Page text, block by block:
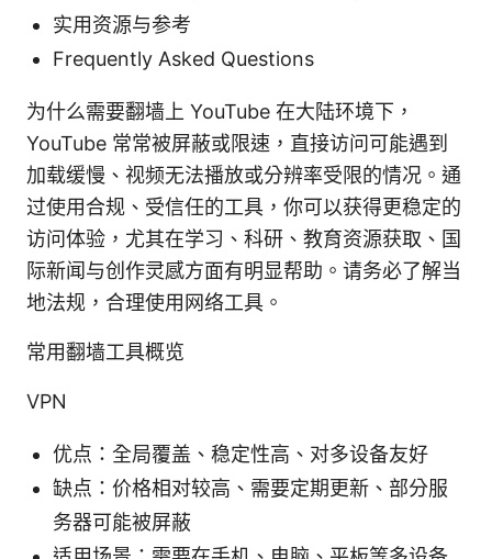
实用资源与参考
Frequently Asked Questions
为什么需要翻墙上 YouTube 在大陆环境下，
YouTube 常常被屏蔽或限速，直接访问可能遇到
加载缓慢、视频无法播放或分辨率受限的情况。通
过使用合规、受信任的工具，你可以获得更稳定的
访问体验，尤其在学习、科研、教育资源获取、国
际新闻与创作灵感方面有明显帮助。请务必了解当
地法规，合理使用网络工具。
常用翻墙工具概览
VPN
优点：全局覆盖、稳定性高、对多设备友好
缺点：价格相对较高、需要定期更新、部分服
务器可能被屏蔽